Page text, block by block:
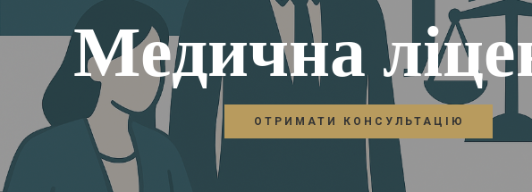
Медична
ОТРИМАТИ КОНСУЛЬТАЦІЮ